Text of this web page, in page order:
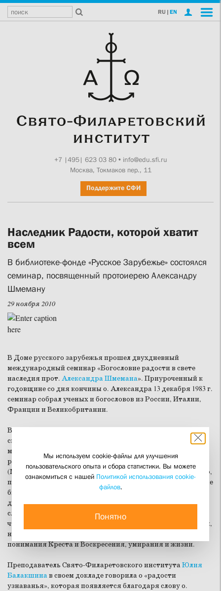
RU | EN
+7 |495| 623 03 80• info@edu.sfi.ru
Москва, Токмаков пер., 11
Поддержите СФИ
Наследник Радости, которой хватит
всем
В библиотеке-фонде «Русское Зарубежье» состоялся
семинар, посвященный протоиерею Александру
Шмеману
29 ноября 2010
В Доме русского зарубежья прошел двухдневный
международный семинар «Богословие радости в свете
наследия прот. Александра Шмемана». Приуроченный к
годовщине со дня кончины о. Александра 13 декабря 1983 г.
семинар собрал ученых и богословов из России, Италии,
Франции и Великобритании.
Встреча началась с краткой молитвы об о. Александре. В
своих докладах участники семинара рассказывали о
мировоззрении
о. Александра Шмемана
рушат устоявшиеся стереотипы. Так, иг. Петр
(Мещеринов) в своем сообщении показал, что о. Александр,
порой резко обличавший подмены и искажения, никогда не
был против самого монашества. Ключевой темой многих
докладов была радость в библейском понимании этого
слова. Библеист и переводчик Михаил Селезнев отметил,
что радость у о. Александра была не только Божьим даром,
но и личным выбором. Это особенно важно в свете
понимания Креста и Воскресения, умирания и жизни.
Преподаватель Свято-Филаретовского институтаЮлия
Балакшинав своем докладе говорила о «радости
узнаванья», которая появляется благодаря слову о.
Мы используем cookie-файлы для улучшения
пользовательского опыта и сбора статистики. Вы можете
ознакомиться с нашей Политикой использования cookie-
файлов.
Понятно